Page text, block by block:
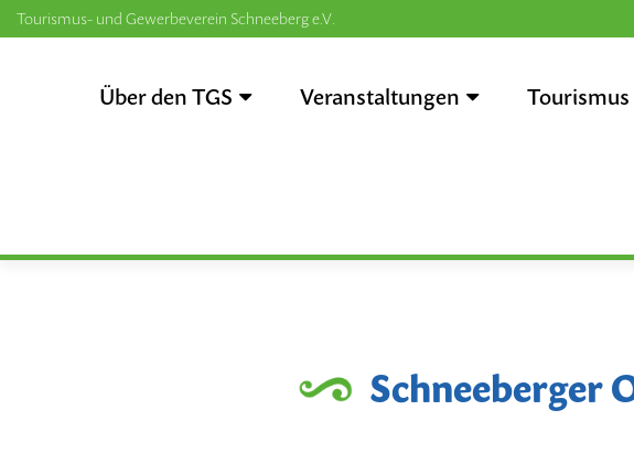
Tourismus- und Gewerbeverein Schneeberg e.V.
Über den TGS Veranstaltungen Tourismus
Schneeberger